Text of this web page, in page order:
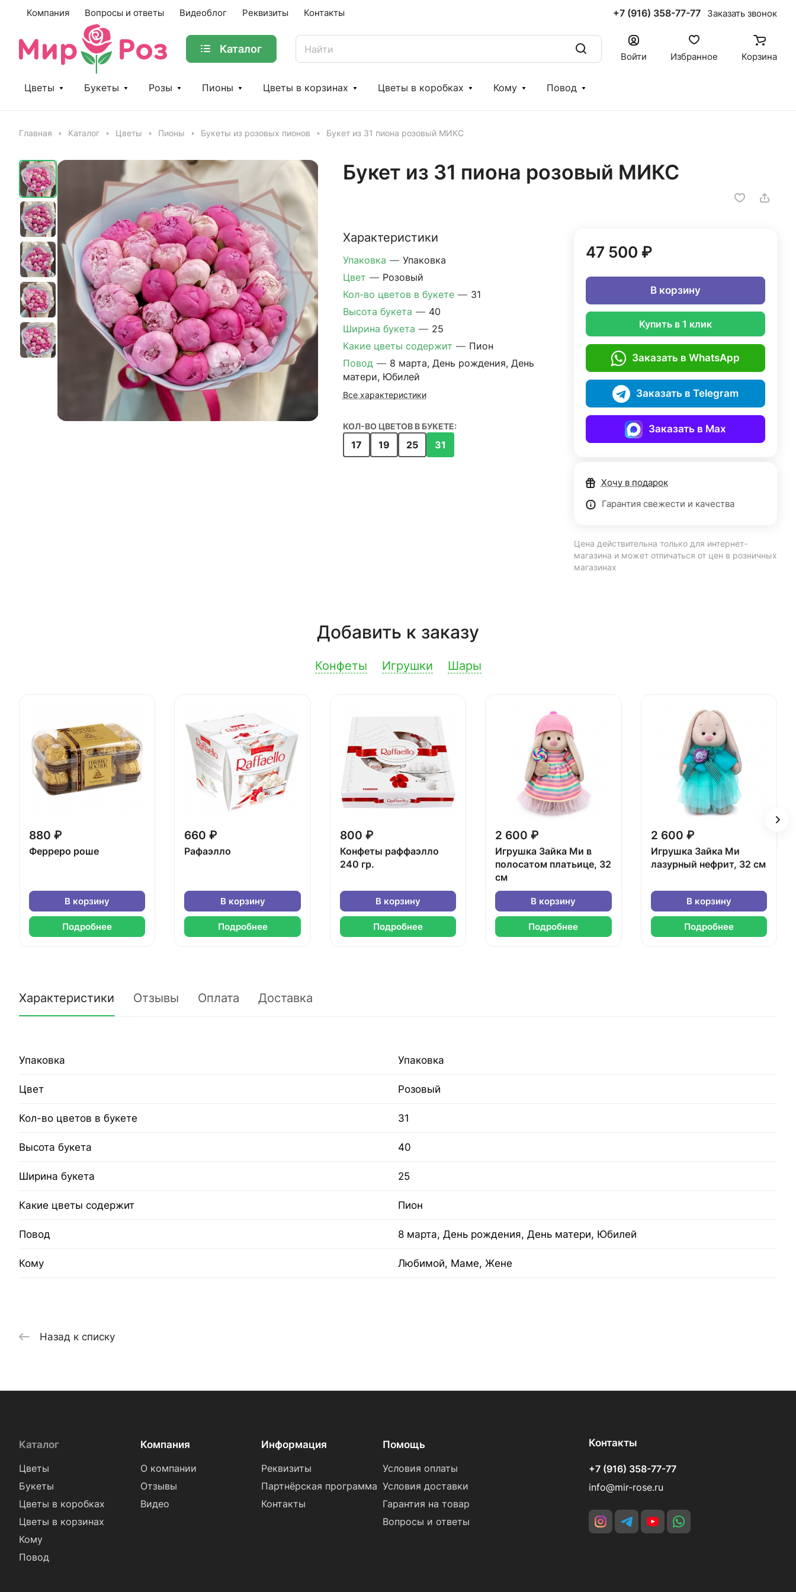
Компания Вопросы и ответы Видеоблог Реквизиты Контакты +7 (916) 358-77-77 Заказать звонок
Каталог
Войти Избранное Корзина
Цветы Букеты Розы Пионы Цветы в корзинах Цветы в коробках Кому Повод
Главная Каталог Цветы Пионы Букеты из розовых пионов Букет из 31 пиона розовый МИКС
Букет из 31 пиона розовый МИКС
Характеристики
Упаковка — Упаковка
Цвет — Розовый
Кол-во цветов в букете — 31
Высота букета — 40
Ширина букета — 25
Какие цветы содержит — Пион
Повод — 8 марта, День рождения, День
матери, Юбилей
Все характеристики
КОЛ-ВО ЦВЕТОВ В БУКЕТЕ:
17 19 25 31
47 500 ₽
В корзину
Купить в 1 клик
Заказать в WhatsApp
Заказать в Telegram
Заказать в Max
Хочу в подарок
Гарантия свежести и качества
Цена действительна только для интернет-
магазина и может отличаться от цен в розничных
магазинах
Добавить к заказу
Конфеты Игрушки Шары
880 ₽
Ферреро роше
В корзину
Подробнее
660 ₽
Рафаэлло
В корзину
Подробнее
800 ₽
Конфеты раффаэлло
240 гр.
В корзину
Подробнее
2 600 ₽
Игрушка Зайка Ми в
полосатом платьице, 32
см
В корзину
Подробнее
2 600 ₽
Игрушка Зайка Ми
лазурный нефрит, 32 см
В корзину
Подробнее
Характеристики Отзывы Оплата Доставка
Упаковка Упаковка
Цвет Розовый
Кол-во цветов в букете 31
Высота букета 40
Ширина букета 25
Какие цветы содержит Пион
Повод 8 марта, День рождения, День матери, Юбилей
Кому Любимой, Маме, Жене
Назад к списку
Каталог
Цветы
Букеты
Цветы в коробках
Цветы в корзинах
Кому
Повод
Компания
О компании
Отзывы
Видео
Информация
Реквизиты
Партнёрская программа
Контакты
Помощь
Условия оплаты
Условия доставки
Гарантия на товар
Вопросы и ответы
Контакты
+7 (916) 358-77-77
info@mir-rose.ru